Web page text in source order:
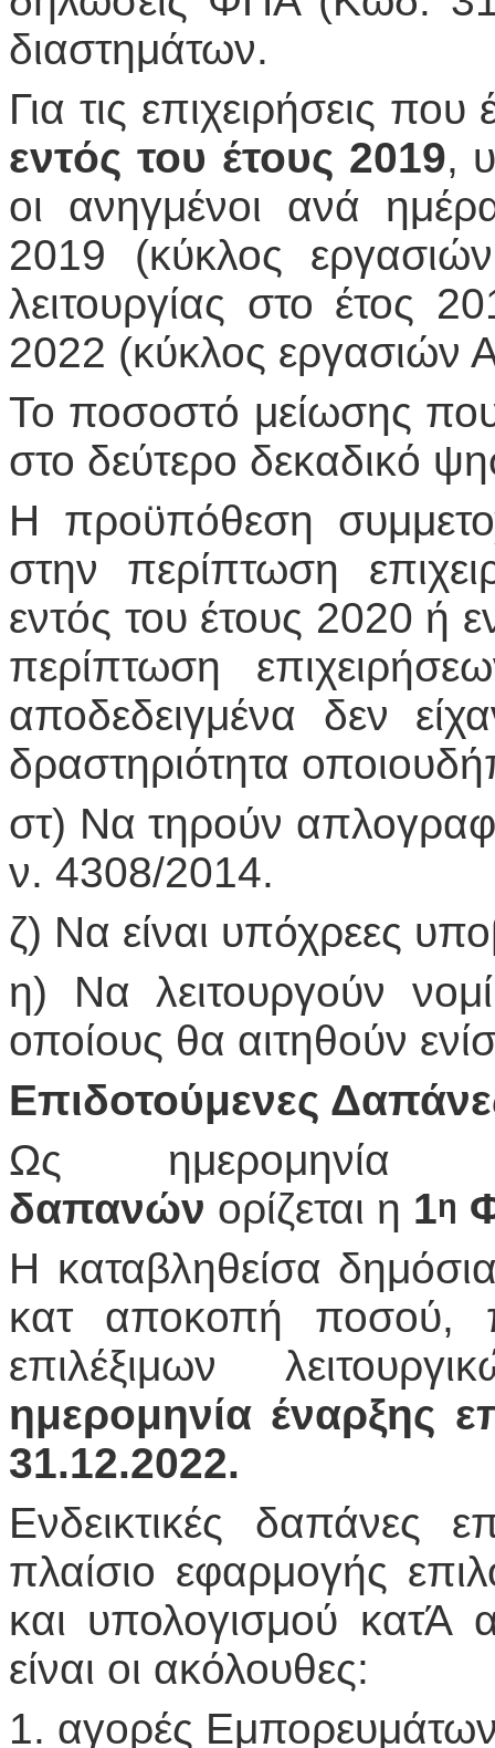
διαστημάτων.
Για τις επιχειρήσεις
εντός του έτους 2019,
οι ανηγμένοι ανά
2019 (κύκλος
λειτουργίας στο έτος
2022 (κύκλος εργασιών
Το ποσοστό μείωσης που
στο δεύτερο δεκαδικό
Η προϋπόθεση
στην περίπτωση
εντός του έτους 2020 ή
περίπτωση
αποδεδειγμένα δεν
δραστηριότητα
στ) Να τηρούν
ν. 4308/2014.
ζ) Να είναι υπόχρεες
η) Να λειτουργούν
οποίους θα αιτηθούν
Επιδοτούμενες
Ως
δαπανών ορίζεται η 1η
Η καταβληθείσα
κατ αποκοπή ποσού,
επιλέξιμων
ημερομηνία έναρξης
31.12.2022.
Ενδεικτικές δαπάνες
πλαίσιο εφαρμογής
και υπολογισμού
είναι οι ακόλουθες:
1. αγορές